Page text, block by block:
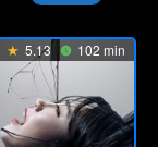
5.13 102 min